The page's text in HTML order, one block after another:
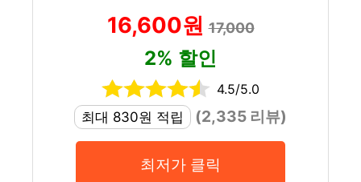
16,600원17,000
2% 할인
4.5/5.0
최대 830원 적립
(2,335 리뷰)
최저가 클릭